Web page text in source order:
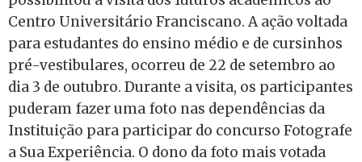
Centro Universitário Franciscano. A ação voltada
para estudantes do ensino médio e de cursinhos
pré-vestibulares, ocorreu de 22 de setembro ao
dia 3 de outubro. Durante a visita, os participantes
puderam fazer uma foto nas dependências da
Instituição para participar do concurso Fotografe
a Sua Experiência. O dono da foto mais votada